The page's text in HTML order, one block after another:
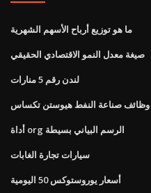
ما هو توزيع أرباح الأسهم الشهرية
صيغة معدل النمو الاقتصادي الحقيقي
لندن رقم 5 منارات
وظائف صناعة النفط هيوستن تكساس
أداة org الرسم البياني بسيطة
سيارات تجارة الغابات
أسعار يوروستوكس 50 اليومية